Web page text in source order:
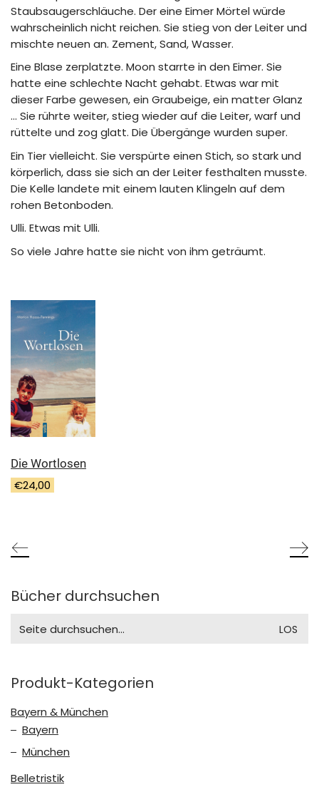
Staubsaugerschläuche. Der eine Eimer Mörtel würde
wahrscheinlich nicht reichen. Sie stieg von der Leiter und
mischte neuen an. Zement, Sand, Wasser.
Eine Blase zerplatzte. Moon starrte in den Eimer. Sie
hatte eine schlechte Nacht gehabt. Etwas war mit
dieser Farbe gewesen, ein Graubeige, ein matter Glanz
… Sie rührte weiter, stieg wieder auf die Leiter, warf und
rüttelte und zog glatt. Die Übergänge wurden super.
Ein Tier vielleicht. Sie verspürte einen Stich, so stark und
körperlich, dass sie sich an der Leiter festhalten musste.
Die Kelle landete mit einem lauten Klingeln auf dem
rohen Betonboden.
Ulli. Etwas mit Ulli.
So viele Jahre hatte sie nicht von ihm geträumt.
Die Wortlosen
€24,00
Bücher durchsuchen
for:
Produkt-Kategorien
Bayern & München
Bayern
München
Belletristik